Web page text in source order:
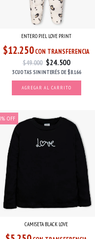
ENTERO PIEL LOVE PRINT
$12.250 CON TRANSFERENCIA
$49.000 $24.500
3 CUOTAS SIN INTERÉS DE$8.166
AGREGAR AL CARRITO
%OFF
CAMISETA BLACK LOVE